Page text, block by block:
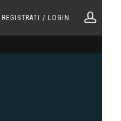
REGISTRATI / LOGIN